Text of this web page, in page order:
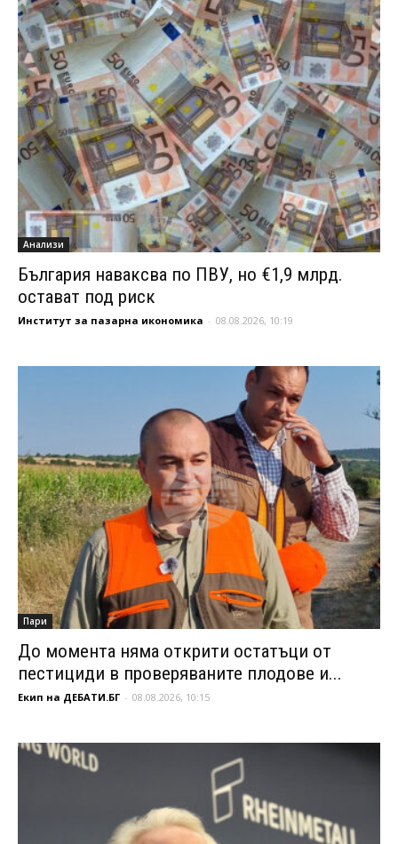
Анализи
България наваксва по ПВУ, но €1,9 млрд.
остават под риск
Институт за пазарна икономика - 08.08.2026, 10:19
Пари
До момента няма открити остатъци от
пестициди в проверяваните плодове и...
Екип на ДЕБАТИ.БГ - 08.08.2026, 10:15